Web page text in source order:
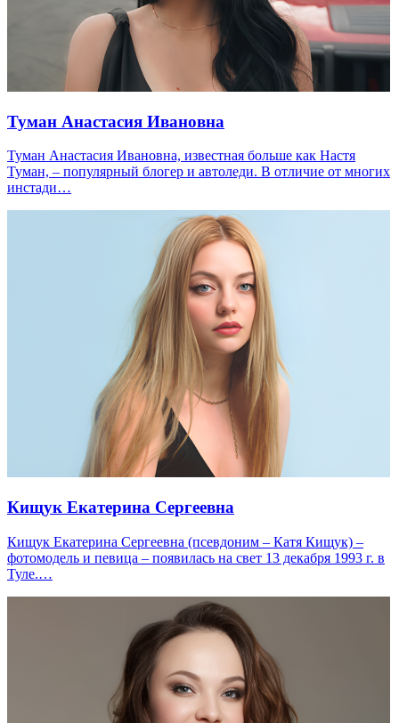
Туман Анастасия Ивановна
Туман Анастасия Ивановна, известная больше как Настя
Туман, – популярный блогер и автоледи. В отличие от многих
инстади…
Кищук Екатерина Сергеевна
Кищук Екатерина Сергеевна (псевдоним – Катя Кищук) –
фотомодель и певица – появилась на свет 13 декабря 1993 г. в
Туле.…